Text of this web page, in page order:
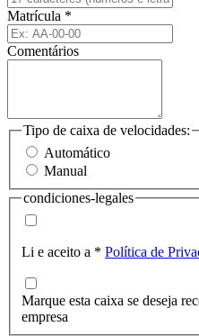
Matrícula *
Comentários
Tipo de caixa de velocidades:
Automático
Manual
condiciones-legales
Li e aceito a * Política de
Marque esta caixa se deseja
empresa